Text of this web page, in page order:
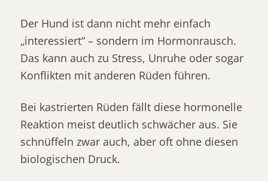
Der Hund ist dann nicht mehr einfach
„interessiert“ – sondern im Hormonrausch.
Das kann auch zu Stress, Unruhe oder sogar
Konflikten mit anderen Rüden führen.
Bei kastrierten Rüden fällt diese hormonelle
Reaktion meist deutlich schwächer aus. Sie
schnüffeln zwar auch, aber oft ohne diesen
biologischen Druck.